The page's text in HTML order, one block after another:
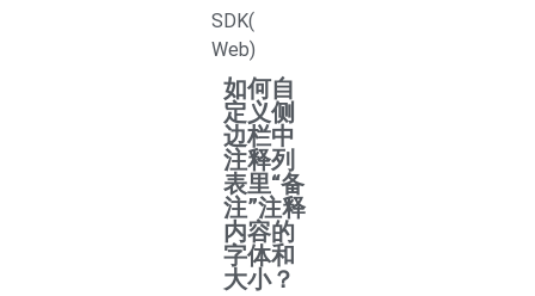
SDK(
Web)
如何自
定义侧
边栏中
注释列
表里“备
注”注释
内容的
字体和
大小？